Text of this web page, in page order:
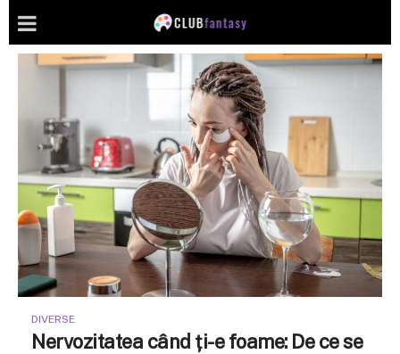
DIVERSE
Nervozitatea când ți-e foame: De ce se